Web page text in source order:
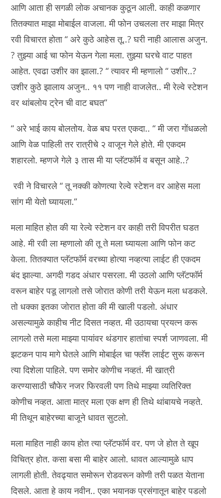
आणि आता ही सगळी लोक अचानक कुठून आली. काही कळणार
तितक्यात माझा मोबाईल वाजला. मी फोन उचलला तर माझा मित्र
रवी विचारत होता “ अरे कुठे आहेस तू..? घरी नाही आलास अजुन.
? तुझ्या आई चा फोन येऊन गेला मला. तुझ्या घरचे वाट पाहत
आहेत. एवढा उशीर का झाला.? “ त्यावर मी म्हणालो “ उशीर..?
उशीर कुठे झालाय अजुन.. ११ पण नाही वाजलेत.. मी रेल्वे स्टेशन
वर थांबलोय ट्रेन ची वाट बघत”
“ अरे भाई काय बोलतोय. वेळ बघ परत एकदा.. “ मी जरा गोंधळलो
आणि वेळ पाहिली तर रात्रीचे २ वाजून गेले होते. मी एकदम
शहारलो. म्हणजे गेले ३ तास मी या प्लॅटफॉर्म व बसून आहे..?
रवी ने विचारले “ तू नक्की कोणत्या रेल्वे स्टेशन वर आहेस मला
सांग मी येतो घ्यायला.”
मला माहित होत की या रेल्वे स्टेशन वर काही तरी विपरीत घडत
आहे. मी रवी ला म्हणालो की तू ते मला घ्यायला आणि फोन कट
केला. तितक्यात प्लॅटफॉर्म वरच्या होत्या नव्हत्या लाईट ही एकदम
बंद झाल्या. अगदी गडद अंधार पसरला. मी उठलो आणि प्लॅटफॉर्म
वरून बाहेर पडू लागलो तसे जोरात कोणी तरी येऊन मला धडकले.
तो धक्का इतका जोरात होता की मी खाली पडलो. अंधार
असल्यामुळे काहीच नीट दिसत नव्हत. मी उठायचा प्रयत्न करू
लागलो तसे मला माझ्या पायांवर थंडगार हातांचा स्पर्श जाणवला. मी
झटकन पाय मागे घेतले आणि मोबाईल चा फ्लॅश लाईट सुरू करून
त्या दिशेला पाहिले. पण समोर कोणीच नव्हतं. मी खात्री
करण्यासाठी चौफेर नजर फिरवली पण तिथे माझ्या व्यतिरिक्त
कोणीच नव्हत. आता मात्र मला एक क्षण ही तिथे थांबायचे नव्हते.
मी तिथून बाहेरच्या बाजूने धावत सुटलो.
मला माहित नाही काय होत त्या प्लॅटफॉर्म वर. पण जे होत ते खूप
विचित्र होत. कसा बसा मी बाहेर आलो. धावत आल्यामुळे धाप
लागली होती. तेवढ्यात समोरून रोडवरून कोणी तरी पळत येताना
दिसले. आता हे काय नवीन.. एका भयानक प्रसंगातून बाहेर पडलो